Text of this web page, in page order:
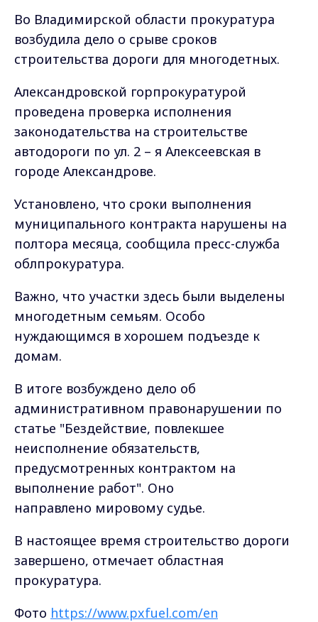
Во Владимирской области прокуратура
возбудила дело о срыве сроков
строительства дороги для многодетных.
Александровской горпрокуратурой
проведена проверка исполнения
законодательства на строительстве
автодороги по ул. 2 – я Алексеевская в
городе Александрове.
Установлено, что сроки выполнения
муниципального контракта нарушены на
полтора месяца, сообщила пресс-служба
облпрокуратура.
Важно, что участки здесь были выделены
многодетным семьям. Особо
нуждающимся в хорошем подъезде к
домам.
В итоге возбуждено дело об
административном правонарушении по
статье "Бездействие, повлекшее
неисполнение обязательств,
предусмотренных контрактом на
выполнение работ". Оно
направлено мировому судье.
В настоящее время строительство дороги
завершено, отмечает областная
прокуратура.
Фото https://www.pxfuel.com/en